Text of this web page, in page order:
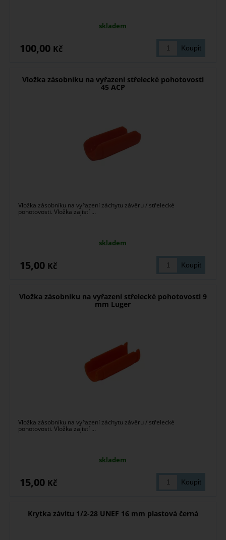
skladem
100,00 Kč
Vložka zásobníku na vyřazení střelecké pohotovosti
45 ACP
Vložka zásobníku na vyřazení záchytu závěru / střelecké
pohotovosti. Vložka zajistí ...
skladem
15,00 Kč
Vložka zásobníku na vyřazení střelecké pohotovosti 9
mm Luger
Vložka zásobníku na vyřazení záchytu závěru / střelecké
pohotovosti. Vložka zajistí ...
skladem
15,00 Kč
Krytka závitu 1/2-28 UNEF 16 mm plastová černá